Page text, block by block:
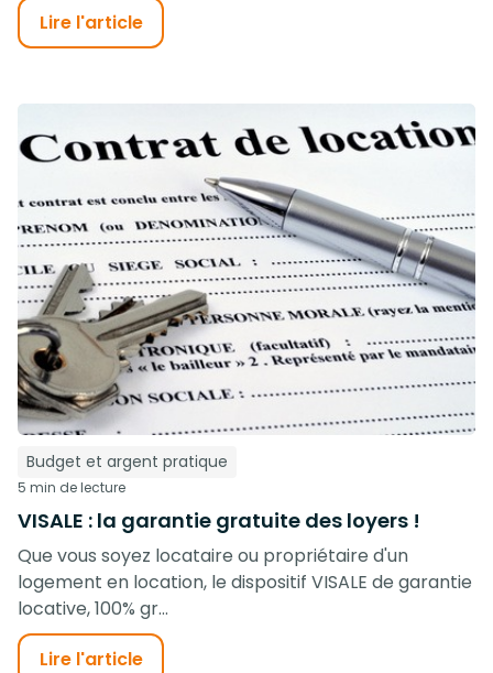
Lire l'article
Budget et argent pratique
5 min de lecture
VISALE : la garantie gratuite des loyers !
Que vous soyez locataire ou propriétaire d'un
logement en location, le dispositif VISALE de garantie
locative, 100% gr...
Lire l'article